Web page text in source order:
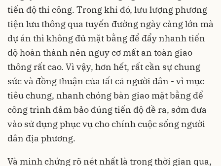
thông rất cao. Vì vậy, hơn hết, rất cần sự chung
sức và đồng thuận của tất cả người dân - vì mục
tiêu chung, nhanh chóng bàn giao mặt bằng để
công trình đảm bảo đúng tiến độ đề ra, sớm đưa
vào sử dụng phục vụ cho chính cuộc sống người
dân địa phương.
Và minh chứng rõ nét nhất là trong thời gian qua,
nhiều tuyến đường trên địa bàn thị xã liên tiếp
được đầu tư, nâng cấp đã và đang góp phần tạo
một hệ thống giao thông kết nối, mở ra không
gian đô thị văn minh và hiện đại hơn; tạo điều